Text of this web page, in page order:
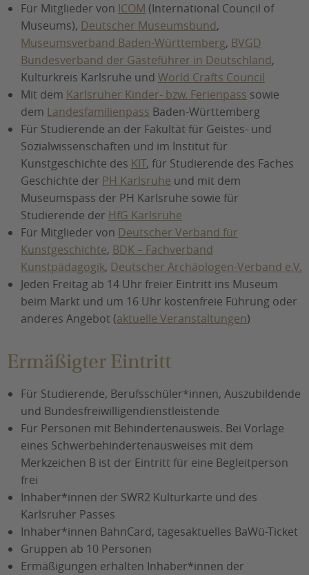
Für Mitglieder von ICOM (International Council of
Museums), Deutscher Museumsbund,
Museumsverband Baden-Württemberg, BVGD
Bundesverband der Gästeführer in Deutschland,
Kulturkreis Karlsruhe und World Crafts Council
Mit dem Karlsruher Kinder- bzw. Ferienpass sowie
dem Landesfamilienpass Baden-Württemberg
Für Studierende an der Fakultät für Geistes- und
Sozialwissenschaften und im Institut für
Kunstgeschichte des KIT, für Studierende des Faches
Geschichte der PH Karlsruhe und mit dem
Museumspass der PH Karlsruhe sowie für
Studierende der HfG Karlsruhe
Für Mitglieder von Deutscher Verband für
Kunstgeschichte, BDK – Fachverband
Kunstpädagogik, Deutscher Archäologen-Verband e.V.
Jeden Freitag ab 14 Uhr freier Eintritt ins Museum
beim Markt und um 16 Uhr kostenfreie Führung oder
anderes Angebot (aktuelle Veranstaltungen)
Ermäßigter Eintritt
Für Studierende, Berufsschüler*innen, Auszubildende
und Bundesfreiwilligendienstleistende
Für Personen mit Behindertenausweis. Bei Vorlage
eines Schwerbehindertenausweises mit dem
Merkzeichen B ist der Eintritt für eine Begleitperson
frei
Inhaber*innen der SWR2 Kulturkarte und des
Karlsruher Passes
Inhaber*innen BahnCard, tagesaktuelles BaWü-Ticket
Gruppen ab 10 Personen
Ermäßigungen erhalten Inhaber*innen der